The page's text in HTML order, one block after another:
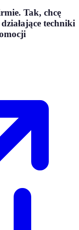
Tak, chcę
techniki